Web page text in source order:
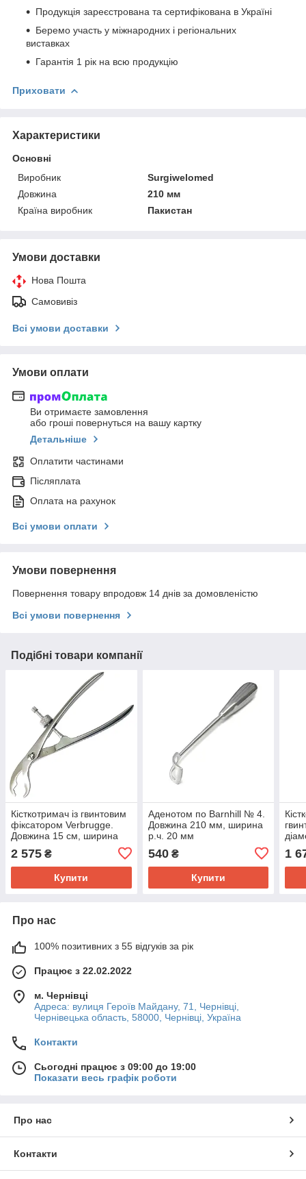
Продукція зареєстрована та сертифікована в Україні
Беремо участь у міжнародних і регіональних
виставках
Гарантія 1 рік на всю продукцію
Приховати
Характеристики
Основні
Виробник
Surgiwelomed
Довжина
210 мм
Країна виробник
Пакистан
Умови доставки
Нова Пошта
Самовивіз
Всі умови доставки
Умови оплати
Ви отримаєте замовлення
або гроші повернуться на вашу картку
Детальніше
Оплатити частинами
Післяплата
Оплата на рахунок
Всі умови оплати
Умови повернення
Повернення товару впродовж 14 днів за домовленістю
Всі умови повернення
Подібні товари компанії
Кісткотримач із гвинтовим
фіксатором Verbrugge.
Довжина 15 см, ширина
SURGIWELOMED
2 575 ₴
Купити
Аденотом по Barnhill № 4.
Довжина 210 мм, ширина
р.ч. 20 мм
540₴
Купити
1
Про нас
100% позитивних з 55 відгуків за рік
Працює з 22.02.2022
м. Чернівці
Адреса: вулиця Героїв Майдану, 71, Чернівці,
Чернівецька область, 58000, Чернівці, Україна
Контакти
Сьогодні працює з 09:00 до 19:00
Показати весь графік роботи
Про нас
Контакти